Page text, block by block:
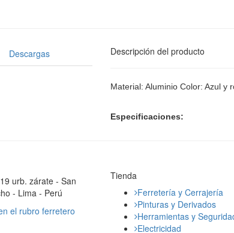
Descargas Descripción del producto
Material: Aluminio Color: Azul y
Especificaciones:
urb. zárate - San
- Lima - Perú
el rubro ferretero
Tienda
Ferretería y Cerrajería
Pinturas y Derivados
Herramientas y
Electricidad